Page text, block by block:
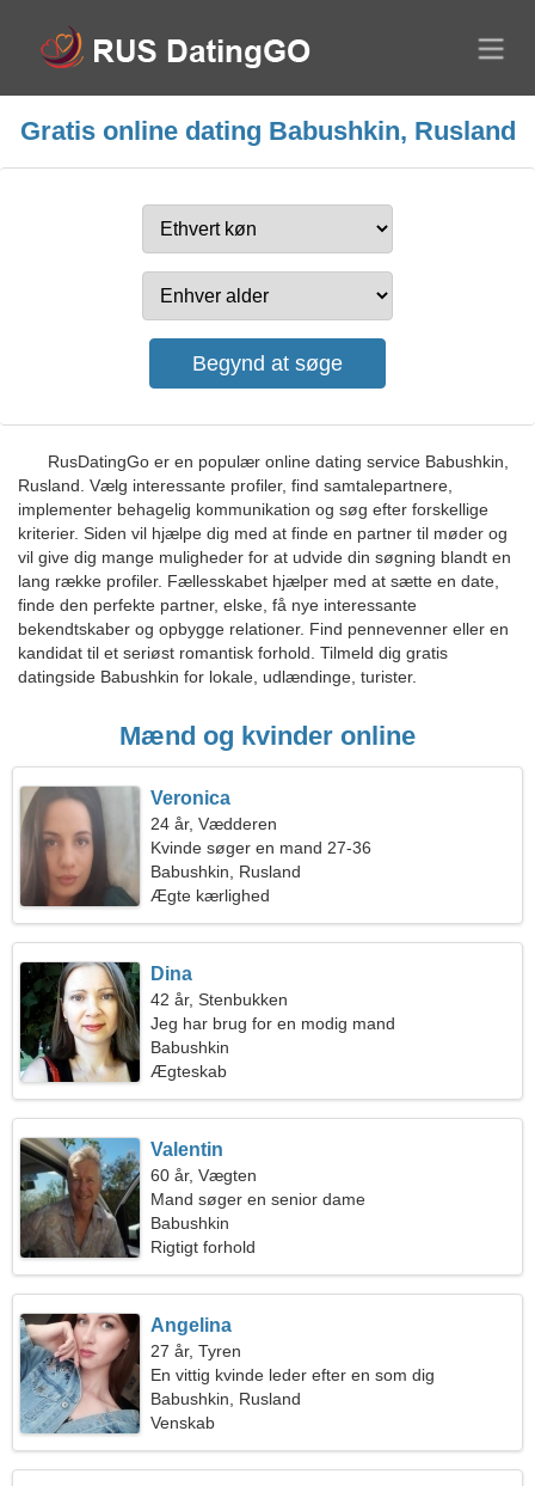
Gratis online dating Babushkin, Rusland
RusDatingGo er en populær online dating service Babushkin,
Rusland. Vælg interessante profiler, find samtalepartnere,
implementer behagelig kommunikation og søg efter forskellige
kriterier. Siden vil hjælpe dig med at finde en partner til møder og
vil give dig mange muligheder for at udvide din søgning blandt en
lang række profiler. Fællesskabet hjælper med at sætte en date,
finde den perfekte partner, elske, få nye interessante
bekendtskaber og opbygge relationer. Find pennevenner eller en
kandidat til et seriøst romantisk forhold. Tilmeld dig gratis
datingside Babushkin for lokale, udlændinge, turister.
Mænd og kvinder online
Veronica
24 år, Vædderen
Kvinde søger en mand 27-36
Babushkin, Rusland
Ægte kærlighed
Dina
42 år, Stenbukken
Jeg har brug for en modig mand
Babushkin
Ægteskab
Valentin
60 år, Vægten
Mand søger en senior dame
Babushkin
Rigtigt forhold
Angelina
27 år, Tyren
En vittig kvinde leder efter en som dig
Babushkin, Rusland
Venskab